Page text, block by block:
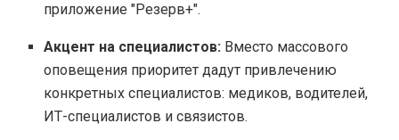
приложение "Резерв+".
Акцент на специалистов: Вместо массового
оповещения приоритет дадут привлечению
конкретных специалистов: медиков, водителей,
ИТ-специалистов и связистов.